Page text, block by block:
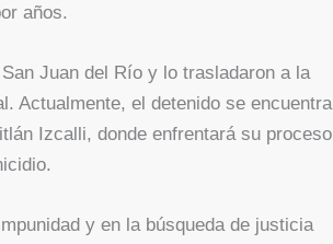
años.
Juan del Río y lo trasladaron a la
Actualmente, el detenido se encuentra
Izcalli, donde enfrentará su proceso
y en la búsqueda de justicia